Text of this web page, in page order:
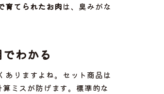
育てられたお肉は、臭みがな
わかる
ありますよね。セット商品は
ミスが防げます。標準的な